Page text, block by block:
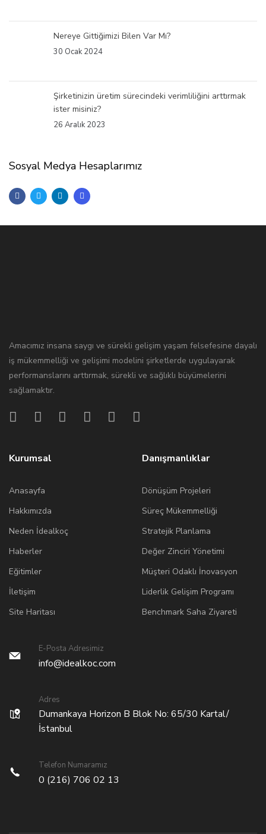
Nereye Gittiğimizi Bilen Var Mı?
30 Ocak 2024
Şirketinizin üretim sürecindeki verimliliğini arttırmak
ister misiniz?
26 Aralık 2023
Sosyal Medya Hesaplarımız
Amacımız insana saygı ve sürekli gelişim yaşam felsefesine dayalı
iş mükemmelliği ve gelişimi modelini şirketlerde uygulayarak
performanslarını arttırmak, sürekli ve sağlıklı büyümelerini
sağlamaktır.
Kurumsal
Anasayfa
Hakkımızda
Neden İdealkoç
Haberler
Eğitimler
İletişim
Site Haritası
Danışmanlıklar
Dönüşüm Projeleri
Süreç Mükemmelliği
Stratejik Planlama
Değer Zinciri Yönetimi
Müşteri Odaklı İnovasyon
Liderlik Gelişim Programı
Benchmark Saha Ziyareti
E-Posta Adresimiz
info@idealkoc.com
Adres
Dumankaya Horizon B Blok No: 65/30 Kartal/
İstanbul
Telefon Numaramız
0 (216) 706 02 13